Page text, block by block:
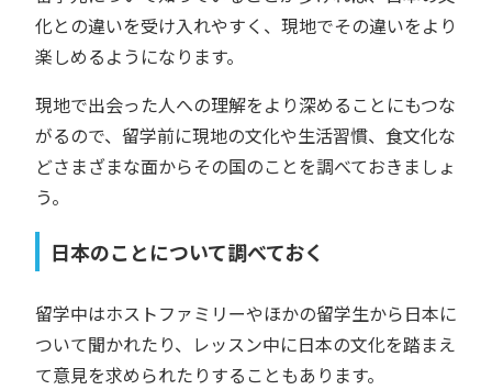
化との違いを受け入れやすく、現地でその違いをより
楽しめるようになります。
現地で出会った人への理解をより深めることにもつな
がるので、留学前に現地の文化や生活習慣、食文化な
どさまざまな面からその国のことを調べておきましょ
う。
日本のことについて調べておく
留学中はホストファミリーやほかの留学生から日本に
ついて聞かれたり、レッスン中に日本の文化を踏まえ
て意見を求められたりすることもあります。